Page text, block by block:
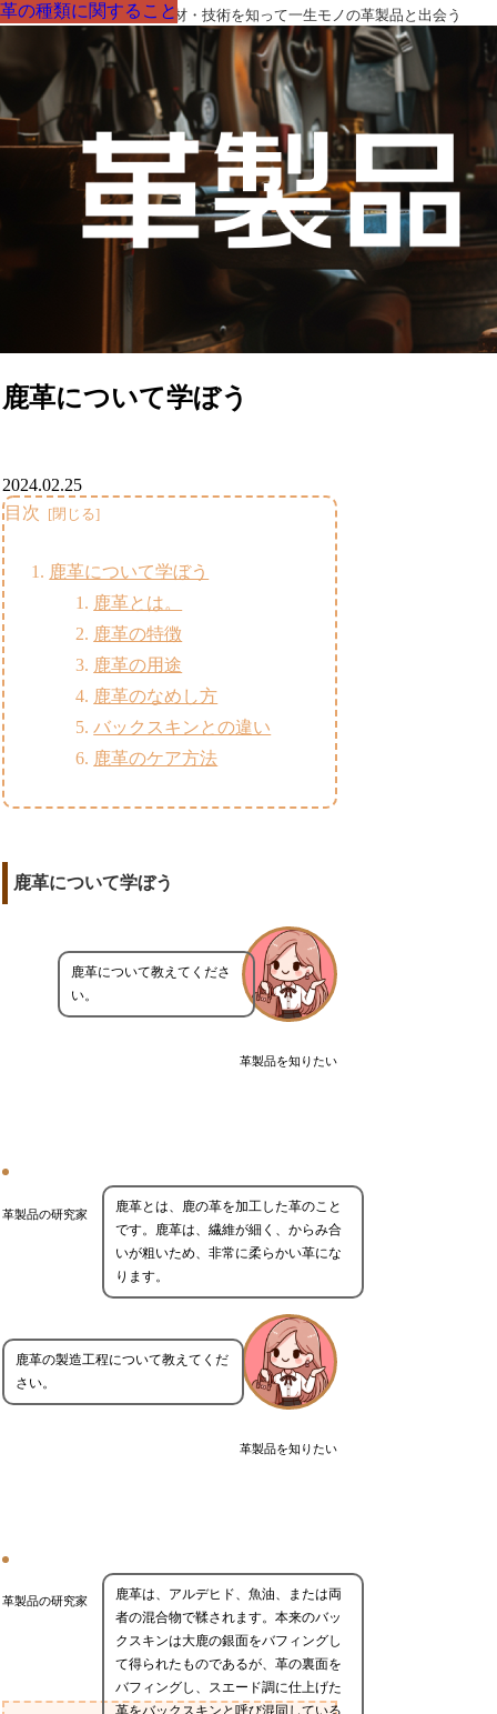
革製品の部品の呼び名・素材・技術を知って一生モノの革製品と出会う
鹿革について学ぼう
革の種類に関すること
2024.02.25
目次
鹿革について学ぼう
鹿革とは。
鹿革の特徴
鹿革の用途
鹿革のなめし方
バックスキンとの違い
鹿革のケア方法
鹿革について学ぼう
革製品を知りたい
鹿革について教えてくださ
い。
革製品の研究家
鹿革とは、鹿の革を加工した革のこと
です。鹿革は、繊維が細く、からみ合
いが粗いため、非常に柔らかい革にな
ります。
革製品を知りたい
鹿革の製造工程について教えてくだ
さい。
革製品の研究家
鹿革は、アルデヒド、魚油、または両
者の混合物で鞣されます。本来のバッ
クスキンは大鹿の銀面をバフィングし
て得られたものであるが、革の裏面を
バフィングし、スエード調に仕上げた
革をバックスキンと呼び混同している
革の種類に関すること
革の種類に関すること
革の種類に関すること
革の種類に関すること
革の種類に関すること
革の種類に関すること